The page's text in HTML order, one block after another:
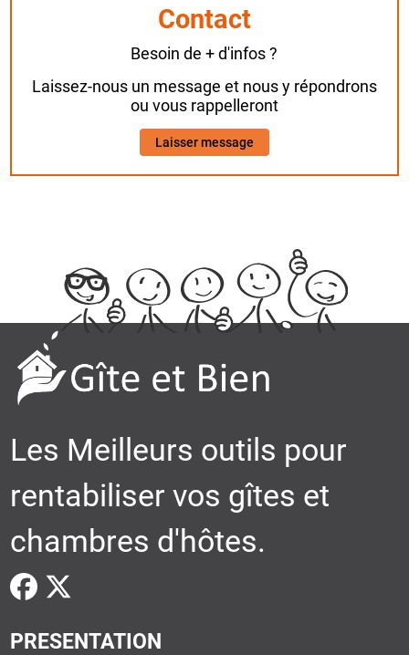
Contact
Besoin de + d'infos ?
Laissez-nous un message et nous y répondrons
ou vous rappelleront
Laisser message
Les Meilleurs outils pour
rentabiliser vos gîtes et
chambres d'hôtes.
PRESENTATION